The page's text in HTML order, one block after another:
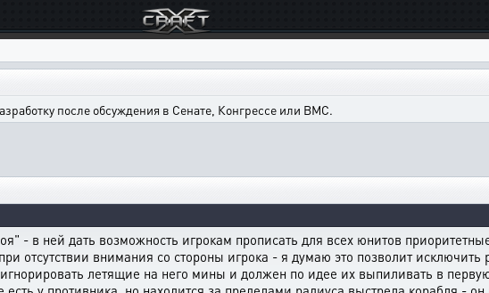
после обсуждения в Сенате, Конгрессе или ВМС.
- в ней дать возможность игрокам прописать для всех юнитов
отсутствии внимания со стороны игрока - я думаю это позволит
летящие на него мины и должен по идее их выпиливать в